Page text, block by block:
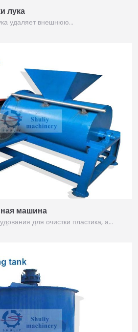
лука
удаляет внешнюю…
машина
для очистки пластика, а…